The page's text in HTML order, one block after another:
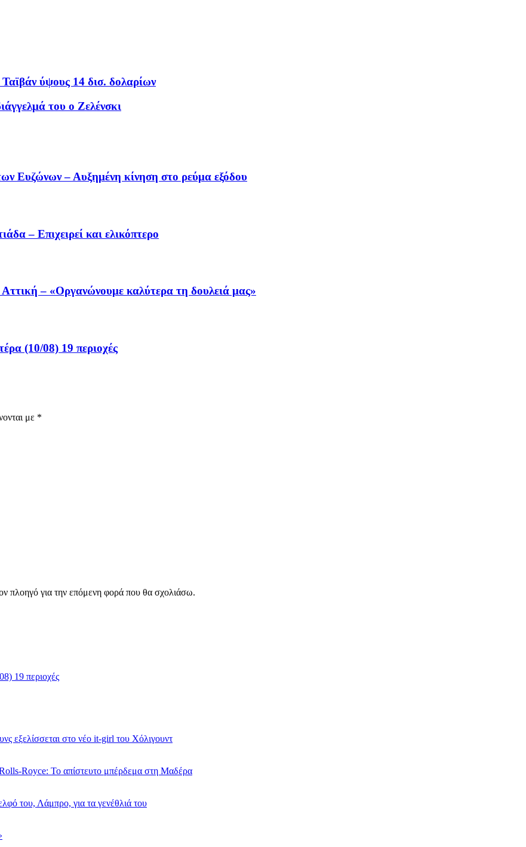
ύψους 14 δισ. δολαρίων
του ο Ζελένσκι
Ευζώνων – Αυξημένη κίνηση στο ρεύμα εξόδου
– Επιχειρεί και ελικόπτερο
Αττική – «Οργανώνουμε καλύτερα τη δουλειά μας»
(10/08) 19 περιοχές
με *
πλοηγό για την επόμενη φορά που θα σχολιάσω.
19 περιοχές
εξελίσσεται στο νέο it-girl του Χόλιγουντ
Rolls-Royce: Το απίστευτο μπέρδεμα στη Μαδέρα
του, Λάμπρο, για τα γενέθλιά του